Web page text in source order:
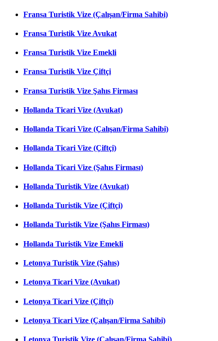
Fransa Turistik Vize (Çalışan/Firma Sahibi)
Fransa Turistik Vize Avukat
Fransa Turistik Vize Emekli
Fransa Turistik Vize Çiftçi
Fransa Turistik Vize Şahıs Firması
Hollanda Ticari Vize (Avukat)
Hollanda Ticari Vize (Çalışan/Firma Sahibi)
Hollanda Ticari Vize (Çiftçi)
Hollanda Ticari Vize (Şahıs Firması)
Hollanda Turistik Vize (Avukat)
Hollanda Turistik Vize (Çiftçi)
Hollanda Turistik Vize (Şahıs Firması)
Hollanda Turistik Vize Emekli
Letonya Turistik Vize (Şahıs)
Letonya Ticari Vize (Avukat)
Letonya Ticari Vize (Çiftçi)
Letonya Ticari Vize (Çalışan/Firma Sahibi)
Letonya Turistik Vize (Çalışan/Firma Sahibi)